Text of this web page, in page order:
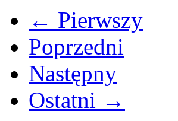
← Pierwszy
Poprzedni
Następny
Ostatni →